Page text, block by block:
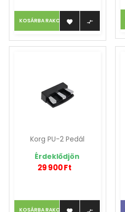
KOSÁRBA RAKOM  
Korg PU-2 Pedál
Érdeklődjön
29 900 Ft
KOSÁRBA RAKOM